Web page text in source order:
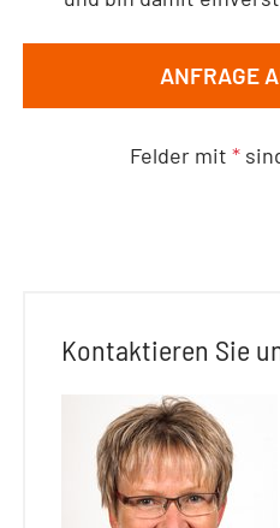
ANFRAGE
Felder mit *
Kontaktieren Sie